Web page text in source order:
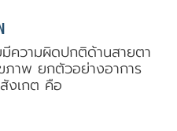
ความผิดปกติด้านสายตา
ภาพ ยกตัวอย่างอาการ
เกต คือ